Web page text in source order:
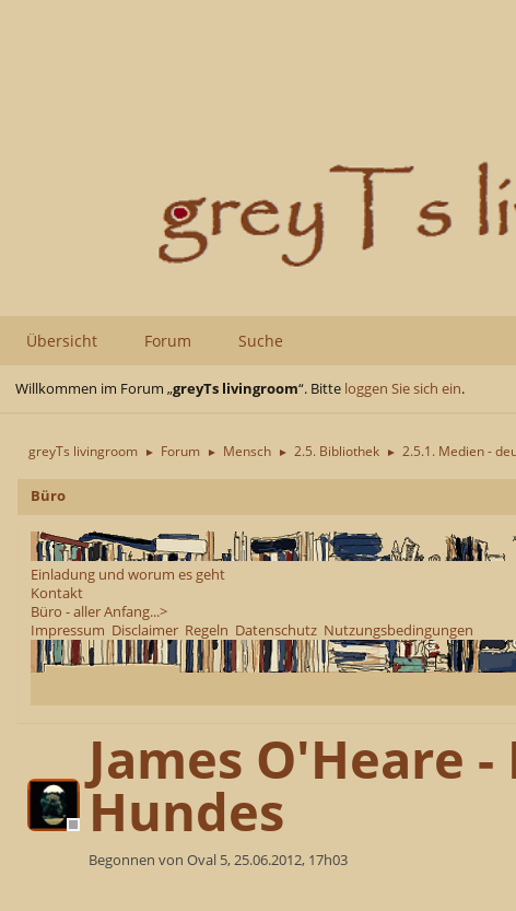
Übersicht Forum Suche
Willkommen im Forum „greyTs livingroom“. Bitte loggen Sie sich ein.
greyTs livingroom ► Forum ► Mensch ► 2.5. Bibliothek ► 2.5.1. Medien -
Büro
Einladung und worum es geht
Kontakt
Büro - aller Anfang...>
Impressum Disclaimer Regeln Datenschutz Nutzungsbedingungen
James O'Heare
Hundes
Begonnen von Oval 5, 25.06.2012, 17h03